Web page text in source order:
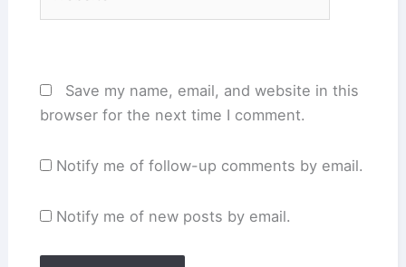
Save my name, email, and website in this
browser for the next time I comment.
Notify me of follow-up comments by email.
Notify me of new posts by email.